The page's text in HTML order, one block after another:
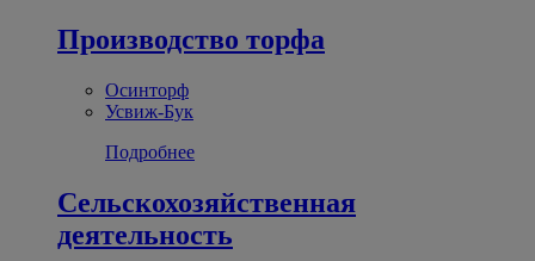
Производство торфа
Осинторф
Усвиж-Бук
Подробнее
Сельскохозяйственная
деятельность